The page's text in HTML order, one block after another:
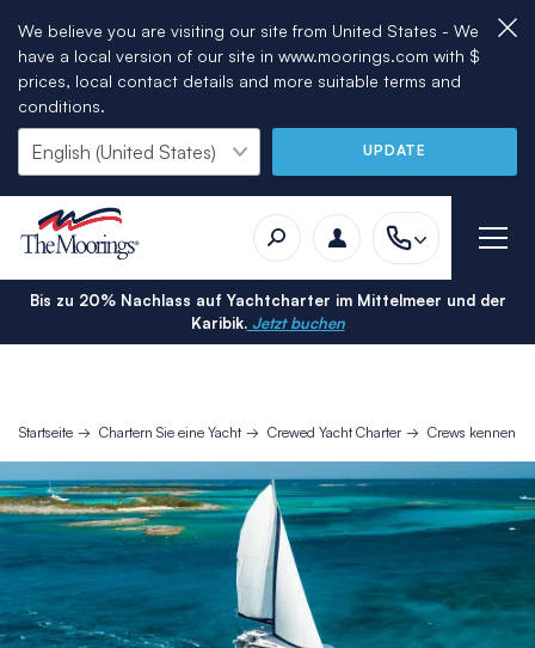
We believe you are visiting our site from United States - We
have a local version of our site in www.moorings.com with $
prices, local contact details and more suitable terms and
conditions.
UPDATE
Bis zu 20% Nachlass auf Yachtcharter im Mittelmeer und der
Karibik.Jetzt buchen
Startseite Chartern Sie eine Yacht Crewed Yacht Charter Crews